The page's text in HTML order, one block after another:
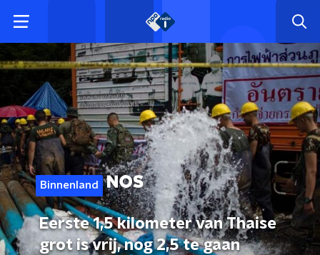
Binnenland
Eerste 1,5 kilometer van Thaise
grot is vrij, nog 2,5 te gaan